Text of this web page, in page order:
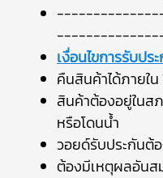
เงื่อนไขการรับปร
คืนสินค้าได้ภายใ
สินค้าต้องอยู่ในส
หรือโดนน้ำ
วอยด์รับประกันต้
ต้องมีเหตุผลอันส